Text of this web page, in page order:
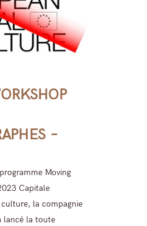
–
Moving
Capitale
la compagnie
lancé la toute